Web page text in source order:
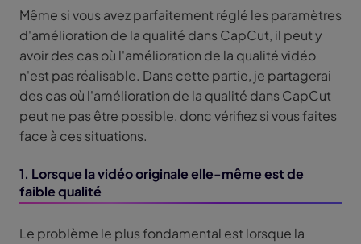
Même si vous avez parfaitement réglé les paramètres
d'amélioration de la qualité dans CapCut, il peut y
avoir des cas où l'amélioration de la qualité vidéo
n'est pas réalisable. Dans cette partie, je partagerai
des cas où l'amélioration de la qualité dans CapCut
peut ne pas être possible, donc vérifiez si vous faites
face à ces situations.
1. Lorsque la vidéo originale elle-même est de
faible qualité
Le problème le plus fondamental est lorsque la